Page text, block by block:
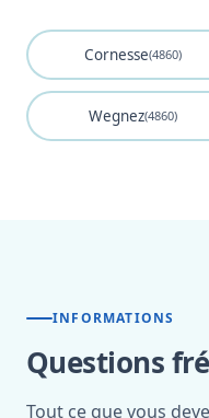
Cornesse(4860)
Wegnez(4860)
INFORMATIONS
Questions
Tout ce que vous